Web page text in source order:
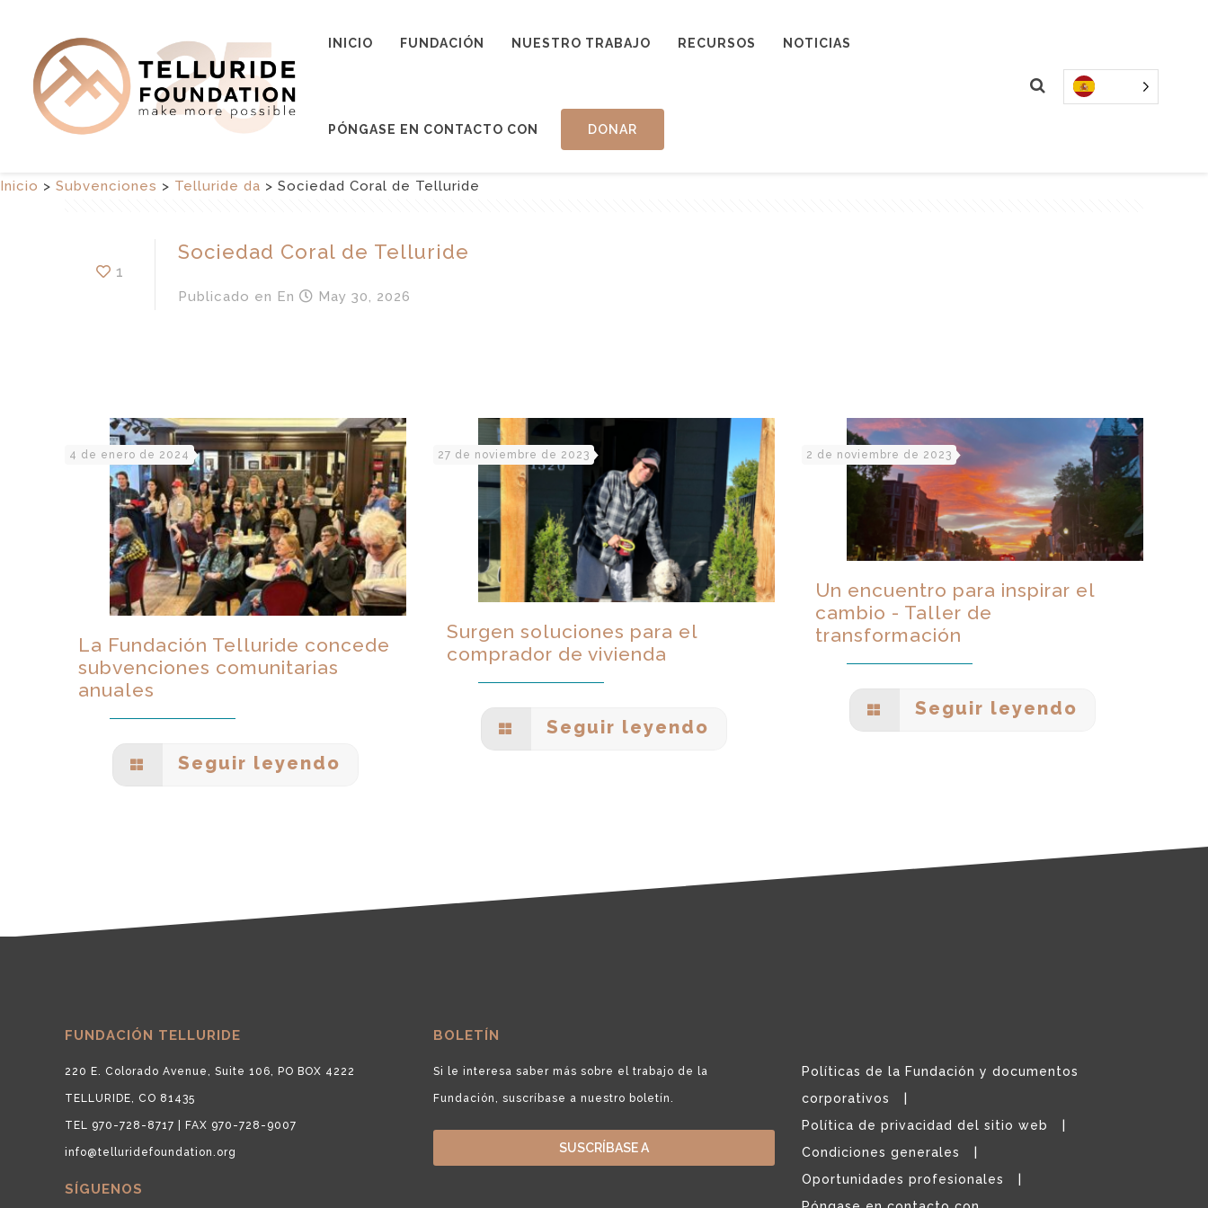
INICIO FUNDACIÓN NUESTRO TRABAJO RECURSOS NOTICIAS
PÓNGASE EN CONTACTO CON DONAR
Inicio > Subvenciones > Telluride da > Sociedad Coral de Telluride
1
Sociedad Coral de Telluride
Publicado en En May 30, 2026
4 de enero de 2024
La Fundación Telluride concede
subvenciones comunitarias
anuales
Seguir leyendo
27 de noviembre de 2023
Surgen soluciones para el
comprador de vivienda
Seguir leyendo
2 de noviembre de 2023
Un encuentro para inspirar el
cambio - Taller de
transformación
Seguir leyendo
FUNDACIÓN TELLURIDE
220 E. Colorado Avenue, Suite 106, PO BOX 4222
TELLURIDE, CO 81435
TEL 970-728-8717 | FAX 970-728-9007
info@telluridefoundation.org
SÍGUENOS
BOLETÍN
Si le interesa saber más sobre el trabajo de la
Fundación, suscríbase a nuestro boletín.
SUSCRÍBASE A
Políticas de la Fundación y documentos
corporativos
Política de privacidad del sitio web
Condiciones generales
Oportunidades profesionales